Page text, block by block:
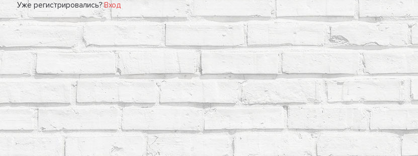
Уже регистрировались?Вход